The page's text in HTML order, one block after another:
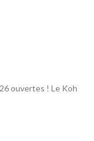
ouvertes ! Le Koh